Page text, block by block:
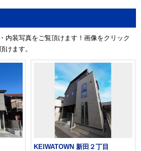
内装写真をご覧頂けます！画像をクリック
けます。
KEIWATOWN 新田２丁目